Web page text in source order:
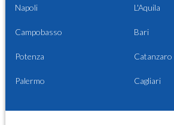
Napoli L'Aquila
Campobasso Bari
Potenza Catanzaro
Palermo Cagliari